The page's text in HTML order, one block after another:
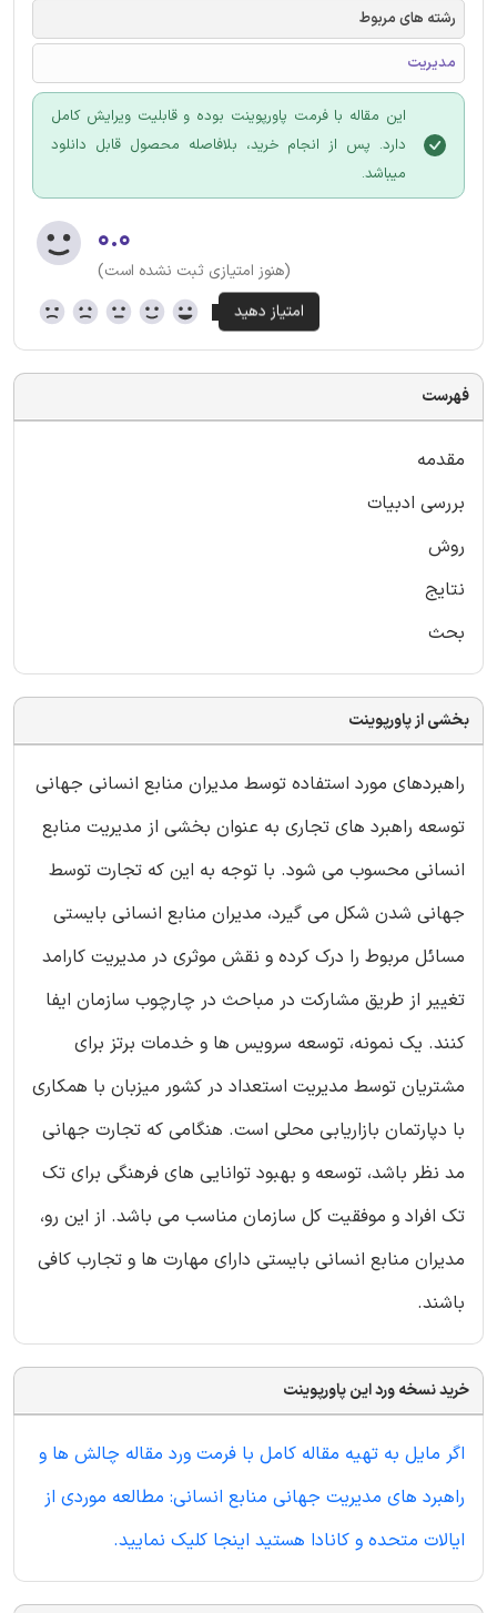
رشته های مربوط
مدیریت
این مقاله با فرمت پاورپوینت بوده و قابلیت ویرایش کامل
دارد. پس از انجام خرید، بلافاصله محصول قابل دانلود
میباشد.
۰.۰
(هنوز امتیازی ثبت نشده است)
فهرست
مقدمه
بررسی ادبیات
روش
نتایج
بحث
بخشی از پاورپوینت
راهبردهای مورد استفاده توسط مدیران منابع انسانی جهانی
توسعه راهبرد های تجاری به عنوان بخشی از مدیریت منابع
انسانی محسوب می شود. با توجه به این که تجارت توسط
جهانی شدن شکل می گیرد، مدیران منابع انسانی بایستی
مسائل مربوط را درک کرده و نقش موثری در مدیریت کارامد
تغییر از طریق مشارکت در مباحث در چارچوب سازمان ایفا
کنند. یک نمونه، توسعه سرویس ها و خدمات برتز برای
مشتریان توسط مدیریت استعداد در کشور میزبان با همکاری
با دپارتمان بازاریابی محلی است. هنگامی که تجارت جهانی
مد نظر باشد، توسعه و بهبود توانایی های فرهنگی برای تک
تک افراد و موفقیت کل سازمان مناسب می باشد. از این رو،
مدیران منابع انسانی بایستی دارای مهارت ها و تجارب کافی
باشند.
خرید نسخه ورد این پاورپوینت
اگر مایل به تهیه مقاله کامل با فرمت ورد مقاله چالش ها و
راهبرد های مدیریت جهانی منابع انسانی: مطالعه موردی از
ایالات متحده و کانادا هستید اینجا کلیک نمایید.